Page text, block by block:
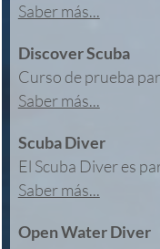
Saber más...
Discover Scuba
Curso de prueba
Saber más...
Scuba Diver
El Scuba Diver es
Saber más...
Open Water Diver